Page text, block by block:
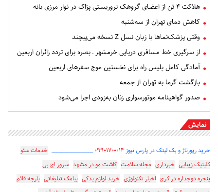
هلاکت ۴ تن از اعضای گروهک تروریستی پژاک در نوار مرزی بانه
کاهش دمای تهران از سه‌شنبه
وقتی پزشک‌نماها با زبان نسل Z نسخه می‌پیچند
از سرگیری خط مسافری دریایی خرمشهر ـ بصره برای تردد زائران اربعین
آمادگی کامل پلیس راه برای نخستین موج سفرهای اربعین
بازگشت گرما به تهران از جمعه
صدور گواهینامه موتورسواری زنان به‌زودی اجرا می‌شود
نمایش
خرید رپورتاژ و بک لینک در پارس نیوز ۰۹۹۰۱۷۰۰۰۱۴_________________ خدمات سئو
کلینیک زیبایی خبرداری مجله سلامت کاشت مو در مشهد سرور اچ پی
پنجره دوجداره در کرج اخبار تکنولوژی خرید لوازم یدکی پیامک تبلیغاتی پارچه قائم